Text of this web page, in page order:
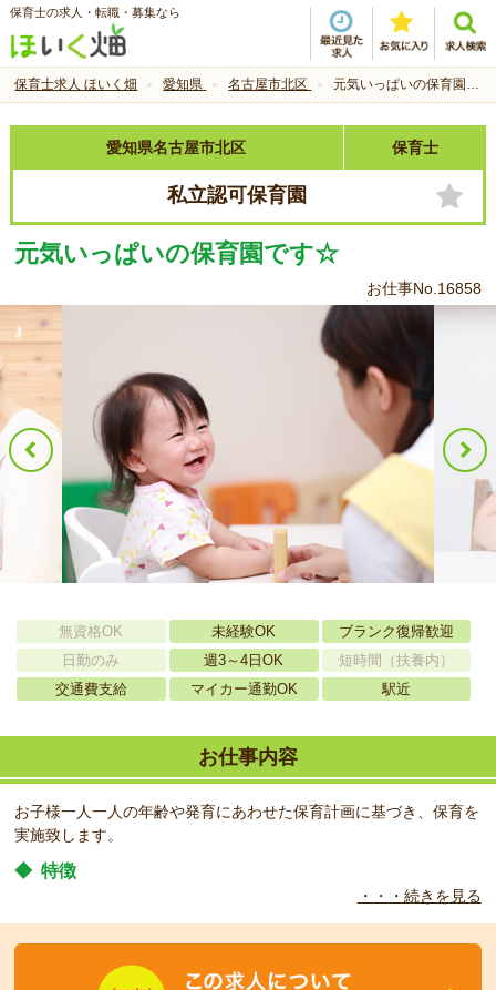
保育士の求人・転職・募集なら
保育士求人 ほいく畑 愛知県 名古屋市北区 元気いっぱいの保育園です☆
愛知県名古屋市北区 保育士
私立認可保育園
元気いっぱいの保育園です☆
お仕事No.16858
無資格OK 未経験OK
ブランク復帰歓迎
日勤のみ
週3～4日OK
短時間（扶養内）
交通費支給
マイカー通勤OK 駅近
お仕事内容
お子様一人一人の年齢や発育にあわせた保育計画に基づき、保育を
実施致します。
◆ 特徴
自然な形で子どもたちの感受性を伸ばし、五感で感じる保育の充実
を目指します。
・・・続きを見る